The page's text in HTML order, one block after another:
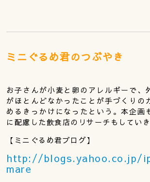
ミニぐるめ君のつぶやき
お子さんが小麦と卵のアレルギーで、
がほとんどなかったことが手づくりの
めるきっかけになったという。本企画
に配慮した飲食店のリサーチもしていき
【ミニぐるめ君ブログ】
http://blogs.yahoo.co.jp/
mare